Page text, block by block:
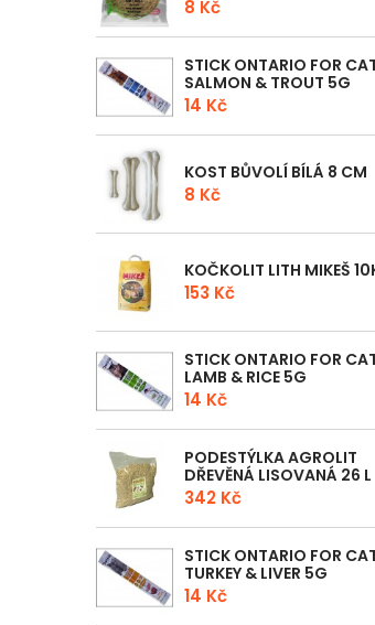
8 Kč
STICK ONTARIO FOR
SALMON & TROUT 5G
14 Kč
KOST BŮVOLÍ BÍLÁ 8 CM
8 Kč
KOČKOLIT LITH MIKEŠ
153 Kč
STICK ONTARIO FOR
LAMB & RICE 5G
14 Kč
PODESTÝLKA AGROLIT
DŘEVĚNÁ LISOVANÁ 26 L
342 Kč
STICK ONTARIO FOR
TURKEY & LIVER 5G
14 Kč